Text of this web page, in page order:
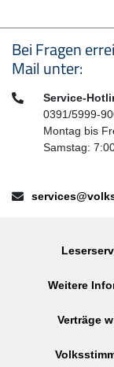
Bei Fragen
Mail unter:
Telefon:Service-
0391/5999-
Montag bis
Samstag:
E-Mail:
Weitere
Verträge